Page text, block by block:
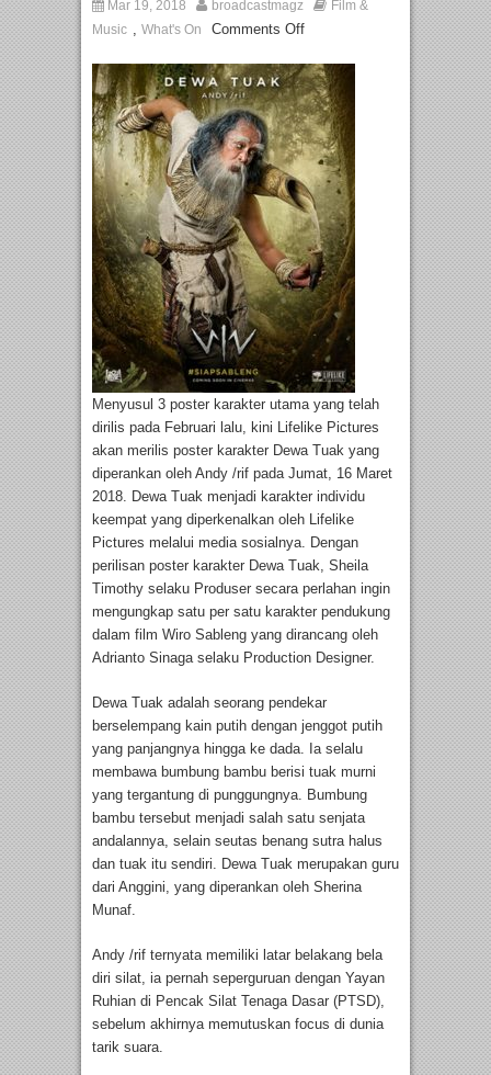
Mar 19, 2018 broadcastmagz
Film &
Music , What's On Comments Off
Menyusul 3 poster karakter utama yang telah
dirilis pada Februari lalu, kini Lifelike Pictures
akan merilis poster karakter Dewa Tuak yang
diperankan oleh Andy /rif pada Jumat, 16 Maret
2018. Dewa Tuak menjadi karakter individu
keempat yang diperkenalkan oleh Lifelike
Pictures melalui media sosialnya. Dengan
perilisan poster karakter Dewa Tuak, Sheila
Timothy selaku Produser secara perlahan ingin
mengungkap satu per satu karakter pendukung
dalam film Wiro Sableng yang dirancang oleh
Adrianto Sinaga selaku Production Designer.
Dewa Tuak adalah seorang pendekar
berselempang kain putih dengan jenggot putih
yang panjangnya hingga ke dada. Ia selalu
membawa bumbung bambu berisi tuak murni
yang tergantung di punggungnya. Bumbung
bambu tersebut menjadi salah satu senjata
andalannya, selain seutas benang sutra halus
dan tuak itu sendiri. Dewa Tuak merupakan guru
dari Anggini, yang diperankan oleh Sherina
Munaf.
Andy /rif ternyata memiliki latar belakang bela
diri silat, ia pernah seperguruan dengan Yayan
Ruhian di Pencak Silat Tenaga Dasar (PTSD),
sebelum akhirnya memutuskan focus di dunia
tarik suara.